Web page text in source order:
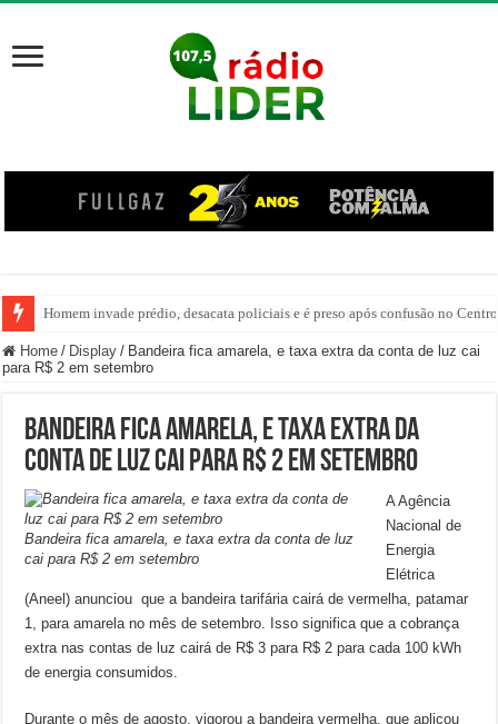
Homem invade prédio, desacata policiais e é preso após confusão no
Home / Display / Bandeira fica amarela, e taxa extra da conta de luz cai
para R$ 2 em setembro
Bandeira fica amarela, e taxa extra da
conta de luz cai para R$ 2 em setembro
Bandeira fica amarela, e taxa extra da conta de luz
cai para R$ 2 em setembro
A Agência
Nacional de
Energia
Elétrica
(Aneel) anunciou que a bandeira tarifária cairá de vermelha, patamar
1, para amarela no mês de setembro. Isso significa que a cobrança
extra nas contas de luz cairá de R$ 3 para R$ 2 para cada 100 kWh
de energia consumidos.
Durante o mês de agosto, vigorou a bandeira vermelha, que aplicou